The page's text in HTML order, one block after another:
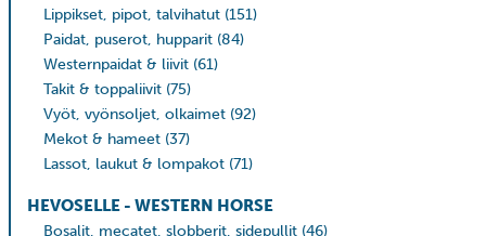
Lippikset, pipot, talvihatut (151)
Paidat, puserot, hupparit (84)
Westernpaidat & liivit (61)
Takit & toppaliivit (75)
Vyöt, vyönsoljet, olkaimet (92)
Mekot & hameet (37)
Lassot, laukut & lompakot (71)
HEVOSELLE - WESTERN HORSE
Bosalit, mecatet, slobberit, sidepullit (46)